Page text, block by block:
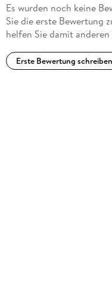
Es wurden noch keine
Sie die erste Bewertung
helfen Sie damit
Erste Bewertung schreiben